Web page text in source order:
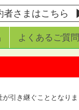
者さまはこちら
よくあるご質問
引き継ぐこととなりま